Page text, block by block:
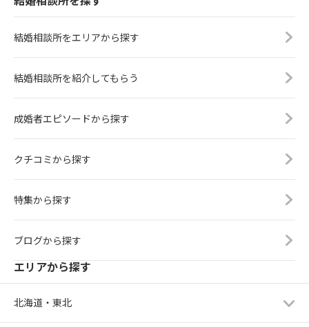
結婚相談所をエリアから探す
結婚相談所を紹介してもらう
成婚者エピソードから探す
クチコミから探す
特集から探す
ブログから探す
エリアから探す
北海道・東北